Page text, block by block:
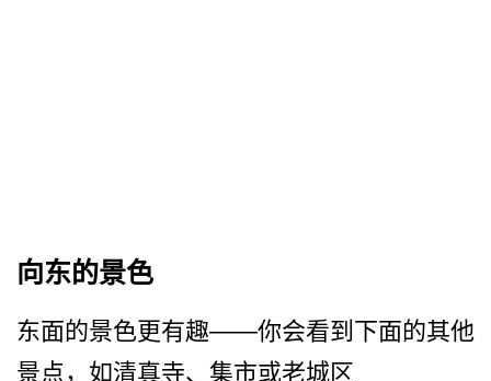
向东的景色
东面的景色更有趣——你会看到下面的其他
景点，如­清真寺、集市或老城区